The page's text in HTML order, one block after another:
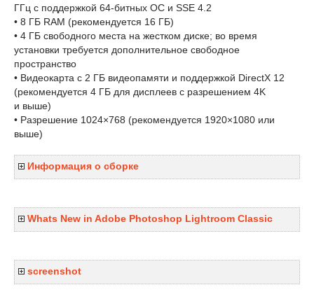
ГГц с поддержкой 64-битных ОС и SSE 4.2
• 8 ГБ RAM (рекомендуется 16 ГБ)
• 4 ГБ свободного места на жестком диске; во время
установки требуется дополнительное свободное
пространство
• Видеокарта с 2 ГБ видеопамяти и поддержкой DirectX 12
(рекомендуется 4 ГБ для дисплеев с разрешением 4K
и выше)
• Разрешение 1024×768 (рекомендуется 1920×1080 или
выше)
Информация о сборке
Whats New in Adobe Photoshop Lightroom Classic
screenshot